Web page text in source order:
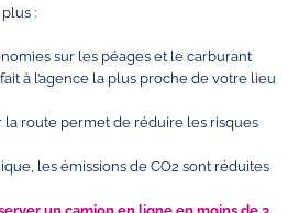
:
sur les péages et le carburant
à l’agence la plus proche de votre lieu
la route permet de réduire les risques
les émissions de CO2 sont réduites